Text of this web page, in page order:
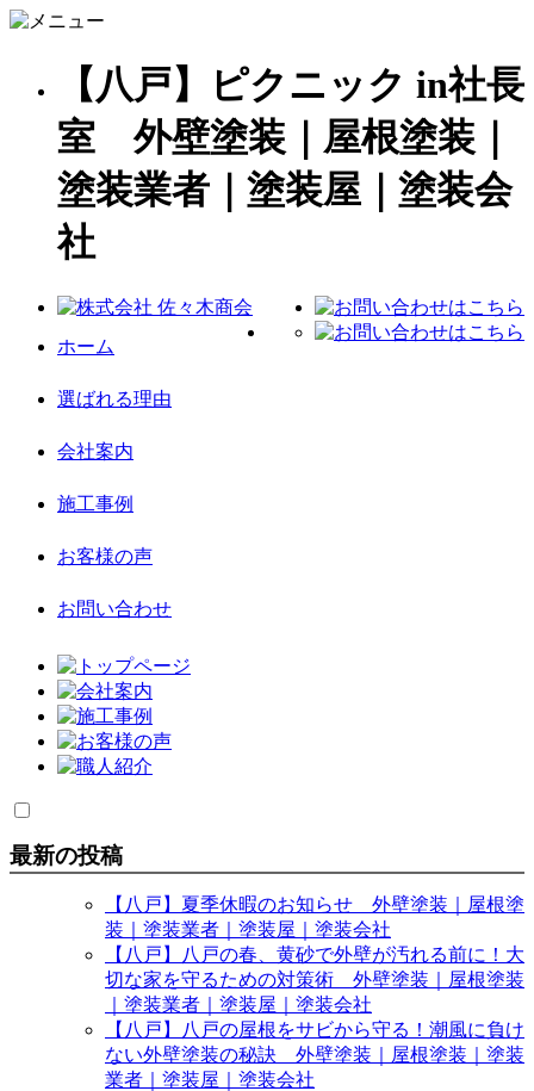
【八戸】ピクニック in社長
室 外壁塗装｜屋根塗装｜
塗装業者｜塗装屋｜塗装会
社
ホーム
選ばれる理由
会社案内
施工事例
お客様の声
お問い合わせ
最新の投稿
【八戸】夏季休暇のお知らせ 外壁塗装｜屋根塗
装｜塗装業者｜塗装屋｜塗装会社
【八戸】八戸の春、黄砂で外壁が汚れる前に！大
切な家を守るための対策術 外壁塗装｜屋根塗装
｜塗装業者｜塗装屋｜塗装会社
【八戸】八戸の屋根をサビから守る！潮風に負け
ない外壁塗装の秘訣 外壁塗装｜屋根塗装｜塗装
業者｜塗装屋｜塗装会社